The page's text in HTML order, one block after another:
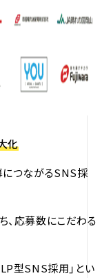
化
につながるSNS採
応募数にこだわる
型SNS採用」とい